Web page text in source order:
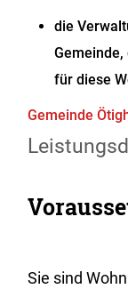
die
für diese
Gemeinde
Sie sind